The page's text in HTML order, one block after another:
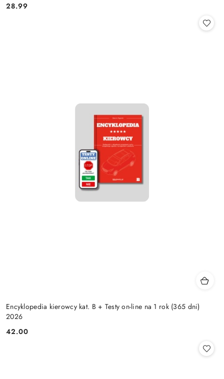
Cena:
28.99
Encyklopedia kierowcy kat. B + Testy on-line na 1 rok (365 dni)
2026
Cena:
42.00